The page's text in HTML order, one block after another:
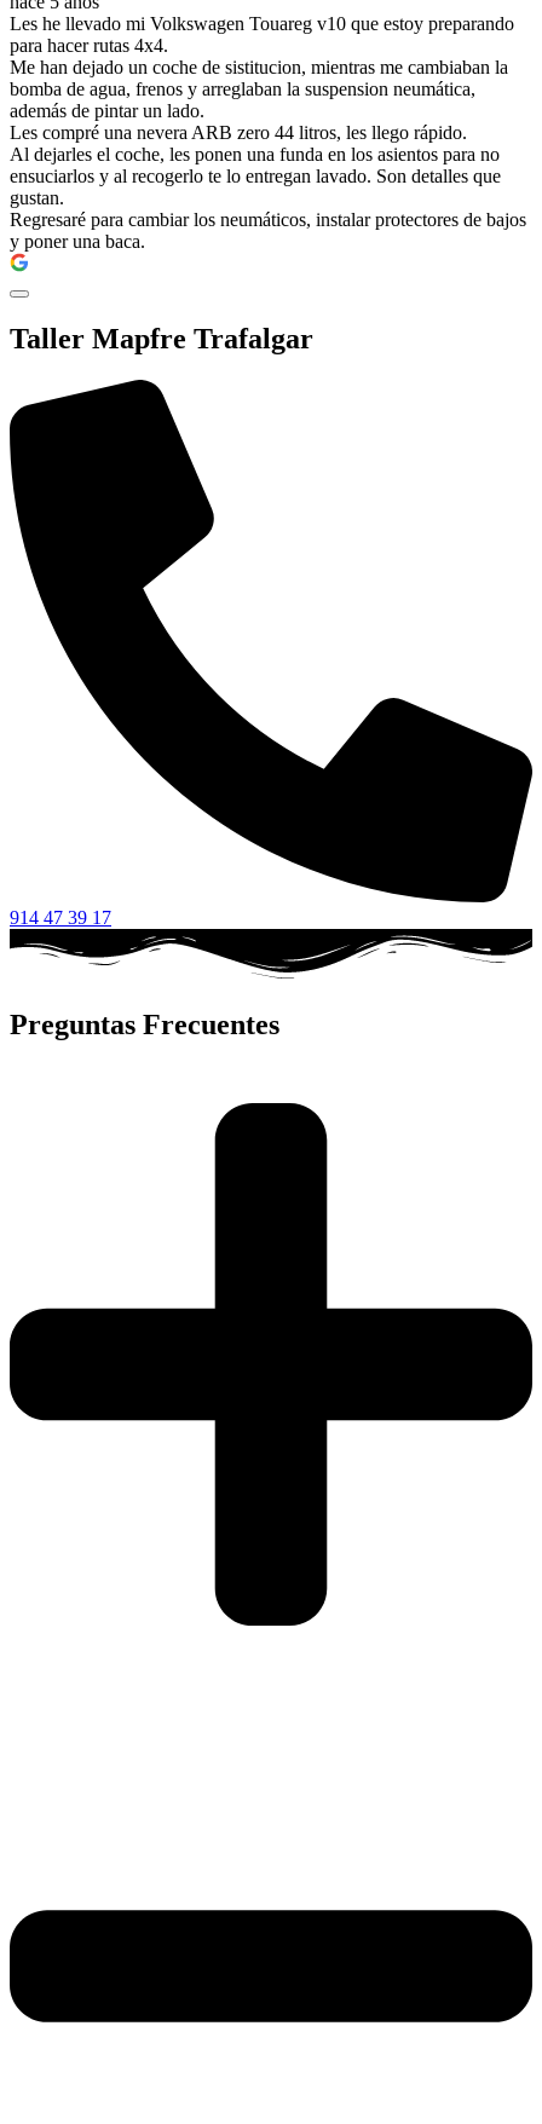
Les he llevado mi Volkswagen Touareg v10 que estoy preparando
para hacer rutas 4x4.
Me han dejado un coche de sistitucion, mientras me cambiaban la
bomba de agua, frenos y arreglaban la suspension neumática,
además de pintar un lado.
Les compré una nevera ARB zero 44 litros, les llego rápido.
Al dejarles el coche, les ponen una funda en los asientos para no
ensuciarlos y al recogerlo te lo entregan lavado. Son detalles que
gustan.
Regresaré para cambiar los neumáticos, instalar protectores de bajos
y poner una baca.
Taller Mapfre Trafalgar
914 47 39 17
Preguntas Frecuentes